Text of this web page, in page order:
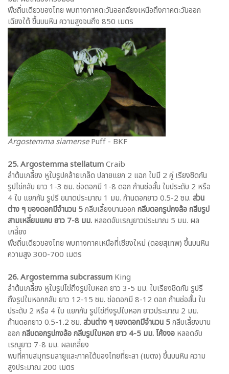
พืชถิ่นเดียวของไทย พบทางภาคตะวันออกฉียงเหนือถึงภาคตะวันออก
เฉียงใต้ ขึ้นบนหิน ความสูงจนถึง 850 เมตร
Argostemma siamensePuff - BKF
25. Argostemma stellatumCraib
ลำต้นเกลี้ยง หูใบรูปคล้ายเกล็ด ปลายแยก 2 แฉก ใบมี 2 คู่ เรียงชิดกัน
รูปไข่กลับ ยาว 1-3 ซม. ช่อดอกมี 1-8 ดอก ก้านช่อสั้น ใบประดับ 2 หรือ
4 ใบ แยกกัน รูปรี ขนาดประมาณ 1 มม. ก้านดอกยาว 0.5-2 ซม. ส่วน
ต่าง ๆ ของดอกมีจำนวน 5กลีบเลี้ยงบานออก กลีบดอกรูปกงล้อ กลีบรูป
สามเหลี่ยมแคบ ยาว 7-8 มม. หลอดอับเรณูยาวประมาณ 5 มม. ผล
เกลี้ยง
พืชถิ่นเดียวของไทย พบทางภาคเหนือที่เชียงใหม่ (ดอยสุเทพ) ขึ้นบนหิน
ความสูง 300-700 เมตร
26. Argostemma subcrassum King
ลำต้นเกลี้ยง หูใบรูปไข่ถึงรูปใบหอก ยาว 3-5 มม. ใบเรียงชิดกัน รูปรี
ถึงรูปใบหอกกลับ ยาว 12-15 ซม. ช่อดอกมี 8-12 ดอก ก้านช่อสั้น ใบ
ประดับ 2 หรือ 4 ใบ แยกกัน รูปไข่ถึงรูปใบหอก ยาวประมาณ 2 มม.
ก้านดอกยาว 0.5-1.2 ซม. ส่วนต่าง ๆ ของดอกมีจำนวน 5กลีบเลี้ยงบาน
ออก กลีบดอกรูปกงล้อ กลีบรูปใบหอก ยาว 4-5 มม. โค้งงอ หลอดอับ
เรณูยาว 7-8 มม. ผลเกลี้ยง
พบที่คาบสมุทรมลายูและภาคใต้ของไทยที่ยะลา (เบตง) ขึ้นบนหิน ความ
สูงประมาณ 200 เมตร